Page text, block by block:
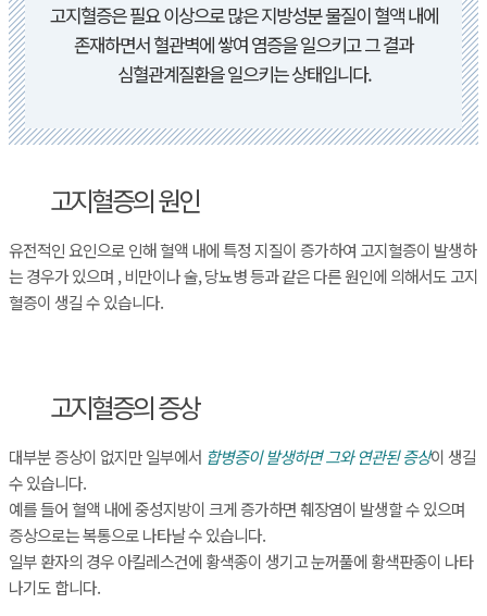
고지혈증은 필요 이상으로 많은 지방성분 물질이 혈액 내에
존재하면서 혈관벽에 쌓여 염증을 일으키고 그 결과
심혈관계질환을 일으키는 상태입니다.
고지혈증의 원인
유전적인 요인으로 인해 혈액 내에 특정 지질이 증가하여 고지혈증이 발생하
는 경우가 있으며 , 비만이나 술, 당뇨병 등과 같은 다른 원인에 의해서도 고지
혈증이 생길 수 있습니다.
고지혈증의 증상
대부분 증상이 없지만 일부에서 합병증이 발생하면 그와 연관된 증상이 생길
수 있습니다.
예를 들어 혈액 내에 중성지방이 크게 증가하면 췌장염이 발생할 수 있으며
증상으로는 복통으로 나타날 수 있습니다.
일부 환자의 경우 아킬레스건에 황색종이 생기고 눈꺼풀에 황색판종이 나타
나기도 합니다.